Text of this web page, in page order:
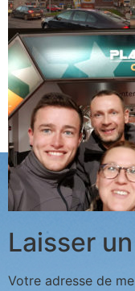
Laisser
Votre adresse de